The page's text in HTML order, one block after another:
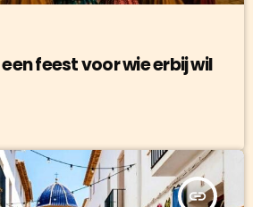
een feest voor wie erbij wil
insert_link